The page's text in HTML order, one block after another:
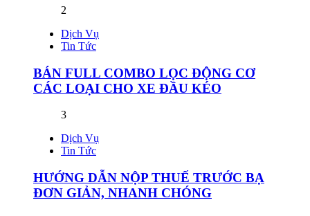
2
Dịch Vụ
Tin Tức
BÁN FULL COMBO LỌC ĐỘNG CƠ
CÁC LOẠI CHO XE ĐẦU KÉO
3
Dịch Vụ
Tin Tức
HƯỚNG DẪN NỘP THUẾ TRƯỚC BẠ
ĐƠN GIẢN, NHANH CHÓNG